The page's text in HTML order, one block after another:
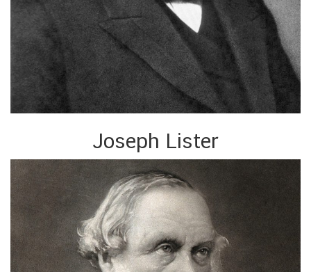
Joseph Lister